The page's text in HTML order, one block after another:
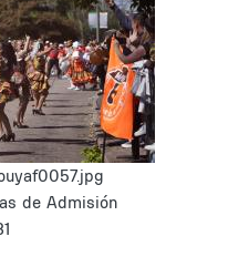
de Admisión